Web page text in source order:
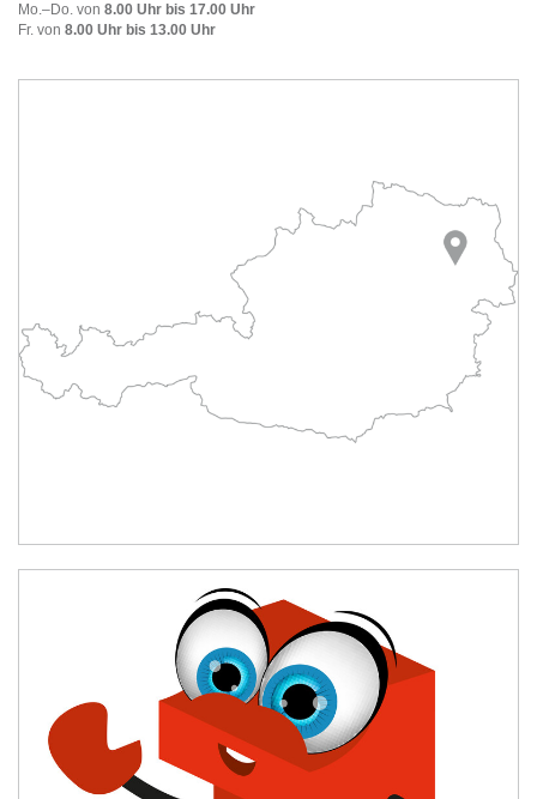
Mo.–Do. von 8.00 Uhr bis 17.00 Uhr
Fr. von 8.00 Uhr bis 13.00 Uhr